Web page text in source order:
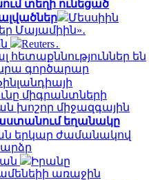
տեղի ունեցած
Մեսսիին
Մայամիին»․
Reuters․
հետաքննություններ են
գործարար
միգրանտների
խոշոր միջազգային
եղանակը
երկար ժամանակով
Իրանը
առաջին